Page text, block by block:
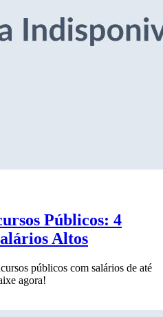
Públicos: 4
Altos
públicos com salários de até
agora!